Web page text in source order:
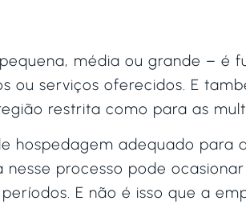
média ou grande – é
ou serviços oferecidos. E
restrita como para as
hospedagem adequado para
processo pode
E não é isso que a